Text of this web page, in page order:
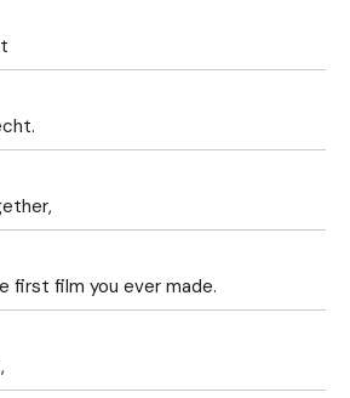
first film you ever made.